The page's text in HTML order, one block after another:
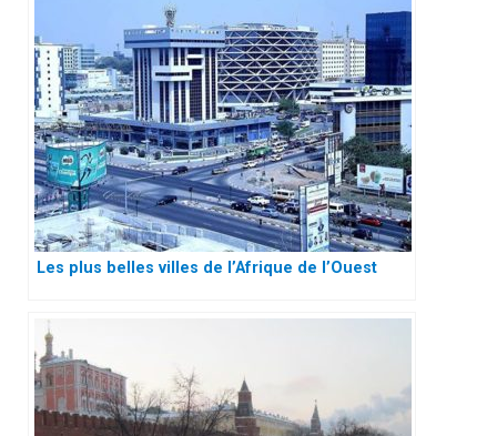
Les plus belles villes de l’Afrique de l’Ouest